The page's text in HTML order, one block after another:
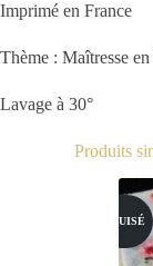
Imprimé en France
Thème : Maîtresse
Lavage à 30°
Produits
ÉPUISÉ